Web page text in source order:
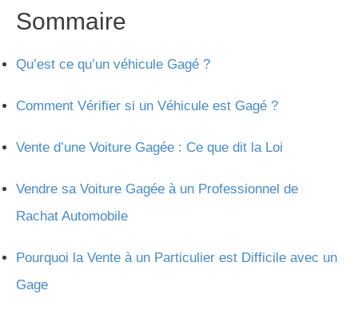
Sommaire
Qu’est ce qu’un véhicule Gagé ?
Comment Vérifier si un Véhicule est Gagé ?
Vente d’une Voiture Gagée : Ce que dit la Loi
Vendre sa Voiture Gagée à un Professionnel de
Rachat Automobile
Pourquoi la Vente à un Particulier est Difficile avec un
Gage